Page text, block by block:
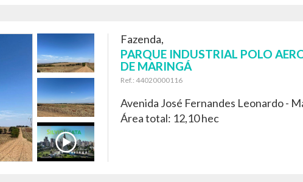
Fazenda,
PARQUE INDUSTRIAL POLO
DE MARINGÁ
Ref.: 44020000116
Avenida José Fernandes Leonardo -
Área total: 12,10 hec